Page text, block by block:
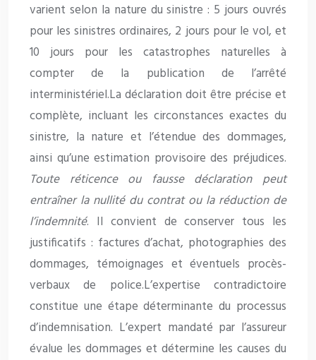
varient selon la nature du sinistre : 5 jours ouvrés
pour les sinistres ordinaires, 2 jours pour le vol, et
10 jours pour les catastrophes naturelles à
compter de la publication de l’arrêté
interministériel.La déclaration doit être précise et
complète, incluant les circonstances exactes du
sinistre, la nature et l’étendue des dommages,
ainsi qu’une estimation provisoire des préjudices.
Toute réticence ou fausse déclaration peut
entraîner la nullité du contrat ou la réduction de
l’indemnité. Il convient de conserver tous les
justificatifs : factures d’achat, photographies des
dommages, témoignages et éventuels procès-
verbaux de police.L’expertise contradictoire
constitue une étape déterminante du processus
d’indemnisation. L’expert mandaté par l’assureur
évalue les dommages et détermine les causes du